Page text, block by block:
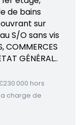
de bains
sur
S/O sans vis
COMMERCES
GÉNÉRAL..
000 hors
charge de